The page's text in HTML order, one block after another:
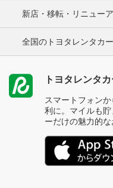
新店・移転・リニュー
全国のトヨタレンタカ
トヨタレンタ
スマートフォン
利に。マイルも
ーだけの魅力的な